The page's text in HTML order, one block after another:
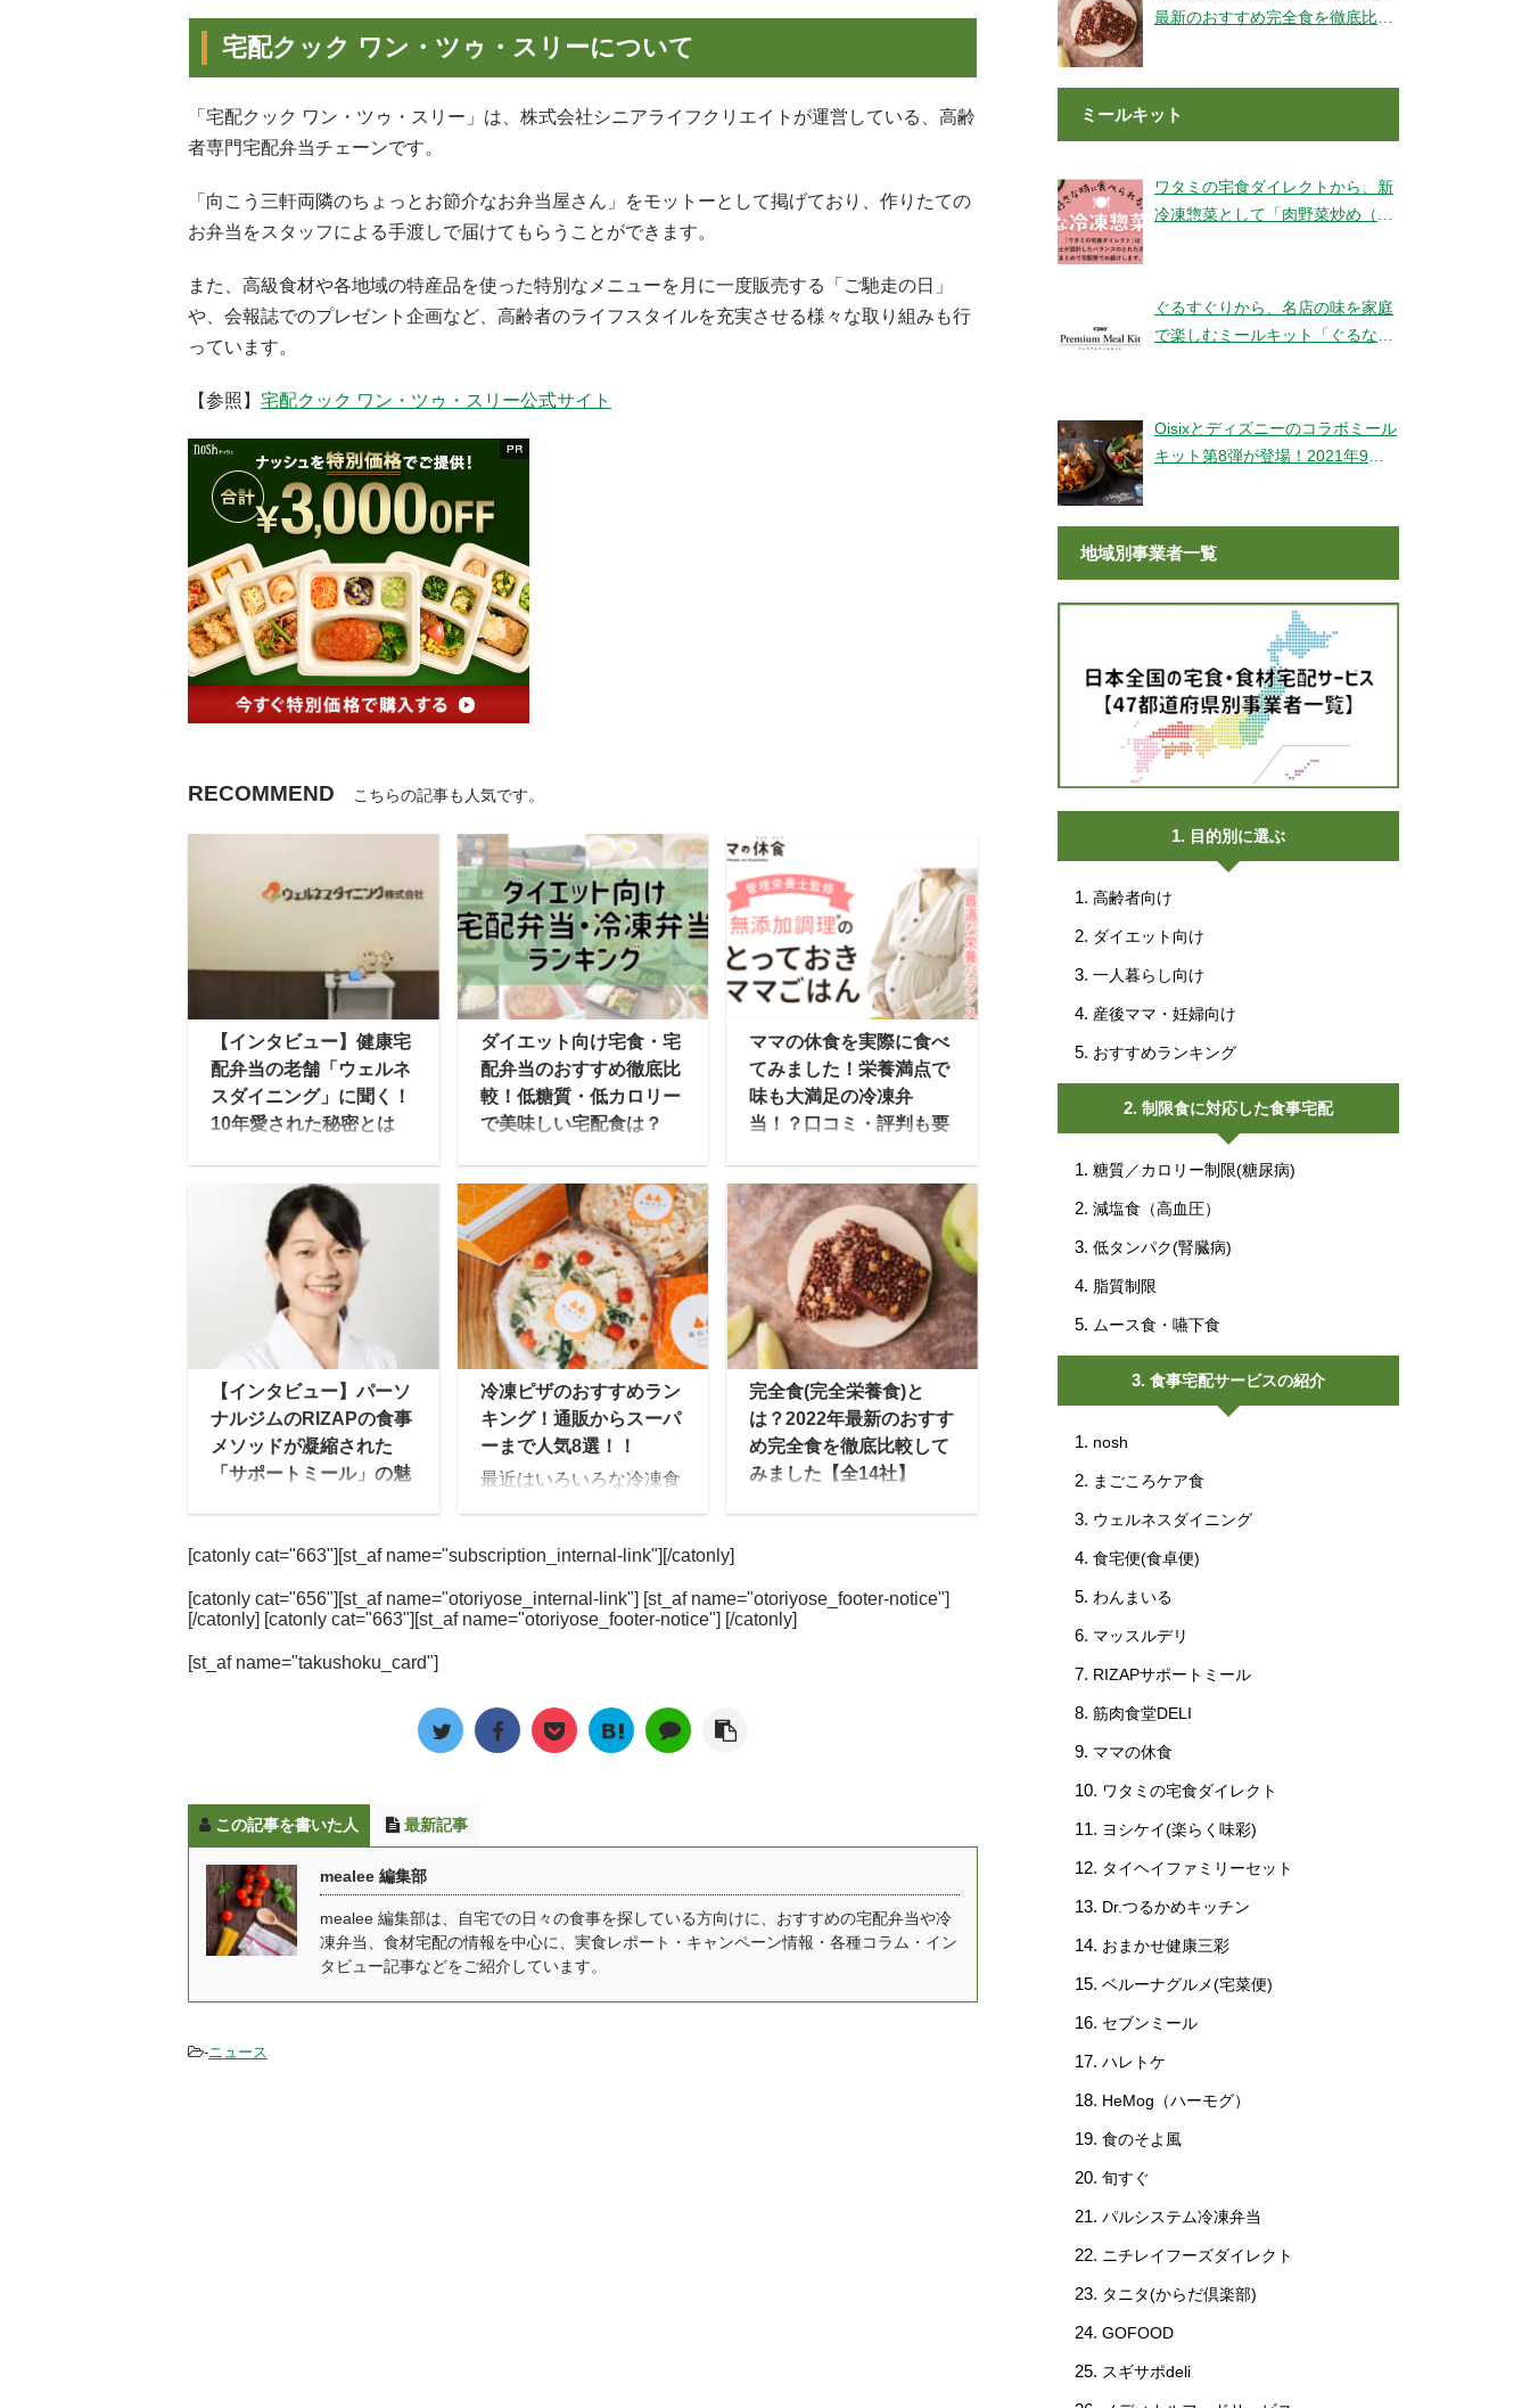
宅配クック ワン・ツゥ・スリーについて
「宅配クック ワン・ツゥ・スリー」は、株式会社シニアライフクリエイトが運営している、高齢
者専門宅配弁当チェーンです。
「向こう三軒両隣のちょっとお節介なお弁当屋さん」をモットーとして掲げており、作りたての
お弁当をスタッフによる手渡しで届けてもらうことができます。
また、高級食材や各地域の特産品を使った特別なメニューを月に一度販売する「ご馳走の日」
や、会報誌でのプレゼント企画など、高齢者のライフスタイルを充実させる様々な取り組みも行
っています。
【参照】 宅配クック ワン・ツゥ・スリー公式サイト
RECOMMEND こちらの記事も人気です。
【インタビュー】健康宅
配弁当の老舗「ウェルネ
スダイニング」に聞く！
10年愛された秘密とは
いえば、制限食を中心と
した冷凍宅配弁当を2011
年から提供している宅配
弁当業界の中でも老舗の
企業です。 そんな同社が
10年にわたって支持され
てきた秘密をインタビュ
いきたいと思います。ま
た、最近発売した「制限
食料理キット」と「ベジ
活スープ食」新メニュー
のコンセプトについても
老舗、ウェルネスダイニ
ングとは mealee この度
はインタビューを受けて
います。 清水：ウェルネ
ダイエット向け宅食・宅
配弁当のおすすめ徹底比
較！低糖質・低カロリー
で美味しい宅配食は？
に参入する会社も増えた
ことで、ダイエット向け
の宅配弁当や冷凍弁当の
サービスも増えてきまし
た。でも、お店や種類が
多くてどれを選んだらい
いかわからない…という
こで今回は、これまで30
社以上の食事宅配サービ
スを実際食べてきた
mealee編集部が、ダイ
エット中の方におすすめ
介します。 こんなとき
に！ そろそろ夏に向けて
ダイエットしたい… 糖質
や外食だとダイエットが
できないメニューばかり
[toc] ダ ...
ママの休食を実際に食べ
てみました！栄養満点で
味も大満足の冷凍弁
当！？口コミ・評判も要
ママの休食は管理栄養士
が監修した無添加のお弁
当を届けてくれる、冷凍
宅食サービスです。その
名前の通り、徹底的に妊
娠中・産後のママのため
に考えて作られたお弁当
となっています。 妊娠中
一番つらい家事といわれ
る「料理」の手間からマ
マを解放できるようにと
いう思いからママの休食
は生まれています。 冷凍
る・洗い物も簡単です。
栄養面についても、妊娠
【インタビュー】パーソ
ナルジムのRIZAPの食事
メソッドが凝縮された
「サポートミール」の魅
ライベートジムで有名な
RIZAP。実は、その食事
メソッドを詰め込んだ冷
ード「サポートミール」
の方にその人気の秘密に
ついて伺いました。
RIZAP「サポートミー
ル」とは？ RIZAPの管理
栄養士の阿部さんに答え
ていただいた mealee 今
回はインタビューに応じ
ていただきましてありが
商品部商品開発の阿部と
冷凍ピザのおすすめラン
キング！通販からスーパ
ーまで人気8選！！
最近はいろいろな冷凍食
美味しくなっていると思
いませんか？ 冷凍食品が
美味しくなった訳は家電
昔よりも美味しくなった
とされています。 今回は
してご紹介していきま
す。 お店以上のもの
も！？冷凍ピザの魅力と
選び方 冷凍ピザは、
1964年に始めて輸入、販
完全食(完全栄養食)と
は？2022年最新のおすす
め完全食を徹底比較して
みました【全14社】
が、その中でも新しい市
場として注目を浴びてい
ない方が大多数だと思い
ます。 この記事では、①
完全食とは何か、②完全
トについて、③有名な完
[catonly cat="663"][st_af name="subscription_internal-link"][/catonly]
[catonly cat="656"][st_af name="otoriyose_internal-link"] [st_af name="otoriyose_footer-notice"]
[/catonly] [catonly cat="663"][st_af name="otoriyose_footer-notice"] [/catonly]
[st_af name="takushoku_card"]
この記事を書いた人 最新記事
mealee 編集部
mealee 編集部は、自宅での日々の食事を探している方向けに、おすすめの宅配弁当や冷
凍弁当、食材宅配の情報を中心に、実食レポート・キャンペーン情報・各種コラム・イン
タビュー記事などをご紹介しています。
-ニュース
最新のおすすめ完全食を徹底比較
ミールキット
ワタミの宅食ダイレクトから、新
冷凍惣菜として「肉野菜炒め（銚
ぐるすぐりから、名店の味を家庭
で楽しむミールキット「ぐるなび
Oisixとディズニーのコラボミール
キット第8弾が登場！2021年9月9
地域別事業者一覧
目的別に選ぶ
高齢者向け
ダイエット向け
一人暮らし向け
産後ママ・妊婦向け
おすすめランキング
制限食に対応した食事宅配
糖質／カロリー制限(糖尿病)
減塩食（高血圧）
低タンパク(腎臓病)
脂質制限
ムース食・嚥下食
食事宅配サービスの紹介
nosh
まごころケア食
ウェルネスダイニング
食宅便(食卓便)
わんまいる
マッスルデリ
RIZAPサポートミール
筋肉食堂DELI
ママの休食
ワタミの宅食ダイレクト
ヨシケイ(楽らく味彩)
タイヘイファミリーセット
Dr.つるかめキッチン
おまかせ健康三彩
ベルーナグルメ(宅菜便)
セブンミール
ハレトケ
HeMog（ハーモグ）
食のそよ風
旬すぐ
パルシステム冷凍弁当
ニチレイフーズダイレクト
タニタ(からだ倶楽部)
GOFOOD
スギサポdeli